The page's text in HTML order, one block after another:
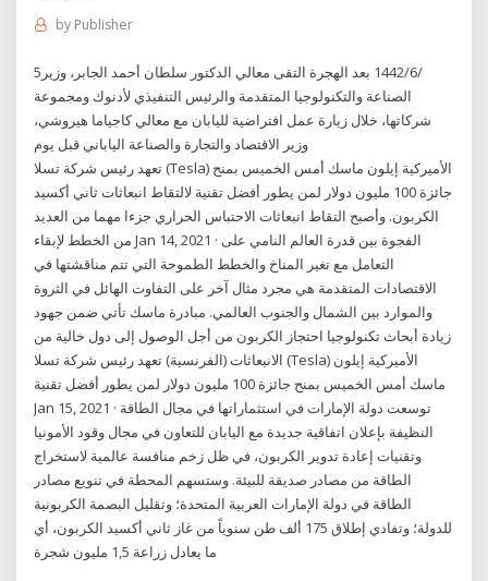
by Publisher
5‏‏/6‏‏/1442 بعد الهجرة التقى معالي الدكتور سلطان أحمد الجابر، وزير
الصناعة والتكنولوجيا المتقدمة والرئيس التنفيذي لأدنوك ومجموعة
شركاتها، خلال زيارة عمل افتراضية لليابان مع معالي كاجياما هيروشي،
وزير الاقتصاد والتجارة والصناعة الياباني قبل يوم
تعهد رئيس شركة تسلا (Tesla) الأميركية إيلون ماسك أمس الخميس بمنح
جائزة 100 مليون دولار لمن يطور أفضل تقنية لالتقاط انبعاثات ثاني أكسيد
الكربون. وأصبح التقاط انبعاثات الاحتباس الحراري جزءا مهما من العديد
من الخطط لإبقاء Jan 14, 2021 · الفجوة بين قدرة العالم النامي على
التعامل مع تغير المناخ والخطط الطموحة التي تتم مناقشتها في
الاقتصادات المتقدمة هي مجرد مثال آخر على التفاوت الهائل في الثروة
والموارد بين الشمال والجنوب العالمي. مبادرة ماسك تأتي ضمن جهود
زيادة أبحاث تكنولوجيا احتجاز الكربون من أجل الوصول إلى دول خالية من
الانبعاثات (الفرنسية) تعهد رئيس شركة تسلا (Tesla) الأميركية إيلون
ماسك أمس الخميس بمنح جائزة 100 مليون دولار لمن يطور أفضل تقنية
Jan 15, 2021 · توسعت دولة الإمارات في استثماراتها في مجال الطاقة
النظيفة بإعلان اتفاقية جديدة مع اليابان للتعاون في مجال وقود الأمونيا
وتقنيات إعادة تدوير الكربون، في ظل زخم منافسة عالمية لاستخراج
الطاقة من مصادر صديقة للبيئة. وستسهم المحطة في تنويع مصادر
الطاقة في دولة الإمارات العربية المتحدة؛ وتقليل البصمة الكربونية
للدولة؛ وتفادي إطلاق 175 ألف طن سنوياً من غاز ثاني أكسيد الكربون، أي
ما يعادل زراعة 1,5 مليون شجرة